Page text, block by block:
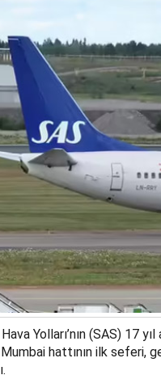
Yolları’nın (SAS) 17
hattının ilk seferi,